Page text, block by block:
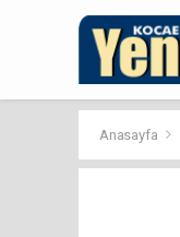
Anasayfa